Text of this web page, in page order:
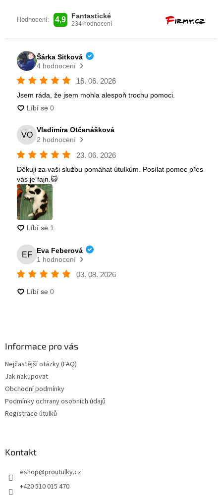
Informace pro vás
Nejčastější otázky (FAQ)
Jak nakupovat
Obchodní podmínky
Podmínky ochrany osobních údajů
Registrace útulků
Kontakt
eshop@proutulky.cz
+420 510 015 470